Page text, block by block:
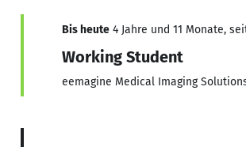
Bis heute 4 Jahre und 11 Monate,
Working Student
eemagine Medical Imaging